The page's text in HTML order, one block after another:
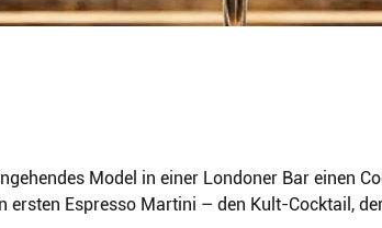
Model in einer Londoner Bar einen
Espresso Martini – den Kult-Cocktail,